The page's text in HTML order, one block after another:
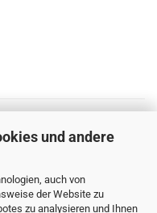
und andere
auch von
der Website zu
zu analysieren und Ihnen